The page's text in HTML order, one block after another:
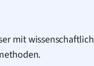
mit wissenschaftlich